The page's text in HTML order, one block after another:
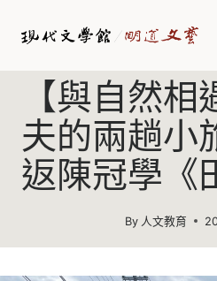
【與自然
夫的兩趟
返陳冠學《
By 人文教育